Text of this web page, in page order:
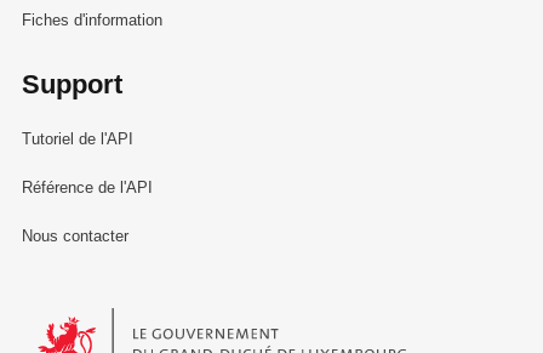
Fiches d'information
Support
Tutoriel de l'API
Référence de l'API
Nous contacter
Le Gouvernement du Grand-Duché de Luxembourg - Service